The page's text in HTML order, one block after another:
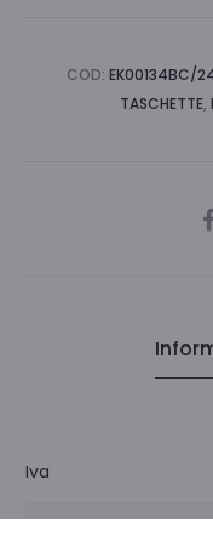
COD: EK00134BC/
TASCHETTE,
Iva